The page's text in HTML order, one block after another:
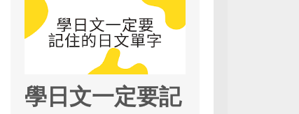
學日文一定要記